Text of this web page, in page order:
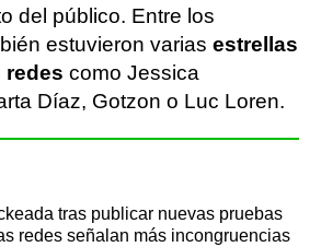
del público. Entre los
estuvieron varias estrellas
redes como Jessica
Díaz, Gotzon o Luc Loren.
tras publicar nuevas pruebas
redes señalan más incongruencias